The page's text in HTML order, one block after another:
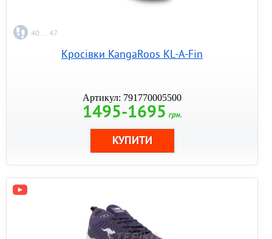
40 ... 47
Кросівки KangaRoos KL-A-Fin
Артикул: 791770005500
1495-1695 грн.